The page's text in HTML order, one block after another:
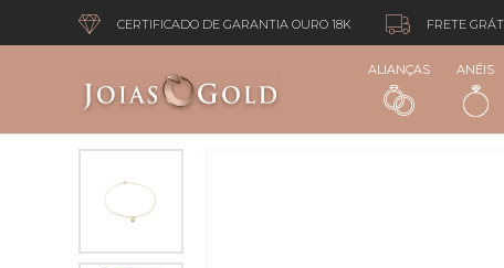
CERTIFICADO DE GARANTIA OURO 18K FRETE
ALIANÇAS ANÉIS